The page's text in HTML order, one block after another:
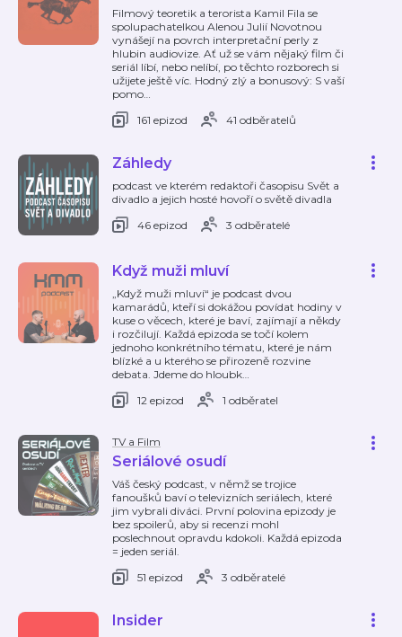
Filmový teoretik a terorista Kamil Fila se
spolupachatelkou Alenou Julií Novotnou
vynášejí na povrch interpretační perly z
hlubin audiovize. Ať už se vám nějaký film či
seriál líbí, nebo nelíbí, po těchto rozborech si
užijete ještě víc. Hodný zlý a bonusový: S vaší
pomo…
161 epizod
41 odběratelů
Záhledy
podcast ve kterém redaktoři časopisu Svět a
divadlo a jejich hosté hovoří o světě divadla
46 epizod
3 odběratelé
Když muži mluví
„Když muži mluví“ je podcast dvou
kamarádů, kteří si dokážou povídat hodiny v
kuse o věcech, které je baví, zajímají a někdy
i rozčilují. Každá epizoda se točí kolem
jednoho konkrétního tématu, které je nám
blízké a u kterého se přirozeně rozvine
debata. Jdeme do hloubk…
12 epizod
1 odběratel
TV a Film
Seriálové osudí
Váš český podcast, v němž se trojice
fanoušků baví o televizních seriálech, které
jim vybrali diváci. První polovina epizody je
bez spoilerů, aby si recenzi mohl
poslechnout opravdu kdokoli. Každá epizoda
= jeden seriál.
51 epizod
3 odběratelé
Insider